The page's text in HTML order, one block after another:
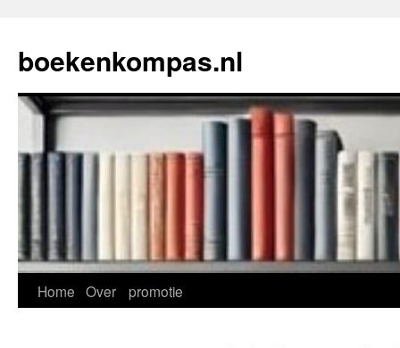
de
inhoud
boekenkompas.nl
Home Over promotie